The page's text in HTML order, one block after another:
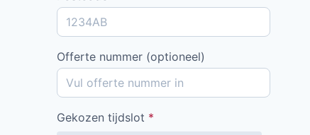
Offerte nummer (optioneel)
Gekozen tijdslot *